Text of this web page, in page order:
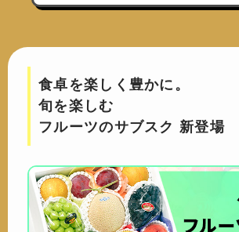
食卓を楽しく豊かに。
旬を楽しむ
フルーツのサブスク 新登場